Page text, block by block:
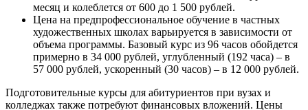
месяц и колеблется от 600 до 1 500 рублей.
Цена на предпрофессиональное обучение в частных
художественных школах варьируется в зависимости от
объема программы. Базовый курс из 96 часов обойдется
примерно в 34 000 рублей, углубленный (192 часа) – в
57 000 рублей, ускоренный (30 часов) – в 12 000 рублей.
Подготовительные курсы для абитуриентов при вузах и
колледжах также потребуют финансовых вложений. Цены